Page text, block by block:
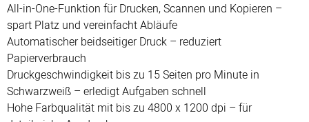
All-in-One-Funktion für Drucken, Scannen und Kopieren –
spart Platz und vereinfachtAbläufe
Automatischer beidseitiger Druck – reduziert
Papierverbrauch
Druckgeschwindigkeit biszu 15Seiten pro Minute in
Schwarzweiß – erledigtAufgaben schnell
Hohe Farbqualität mit biszu 4800 x 1200 dpi – für